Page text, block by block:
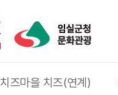
치즈마을 치즈(연계)